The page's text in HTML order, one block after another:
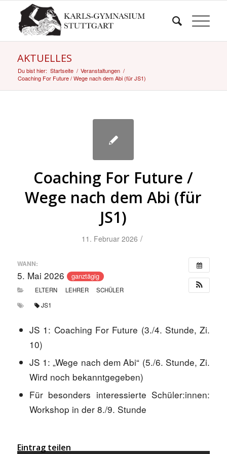
AKTUELLES
Du bist hier: Startseite / Veranstaltungen /
Coaching For Future / Wege nach dem Abi (für JS1)
Coaching For Future /
Wege nach dem Abi (für
JS1)
11. Februar 2026 /
WANN:
5. Mai 2026 ganztägig
ELTERN LEHRER SCHÜLER
JS1
JS 1: Coaching For Future (3./4. Stunde, Zi.
10)
JS 1: „Wege nach dem Abi“ (5./6. Stunde, Zi.
Wird noch bekanntgegeben)
Für besonders interessierte Schüler:innen:
Workshop in der 8./9. Stunde
Eintrag teilen